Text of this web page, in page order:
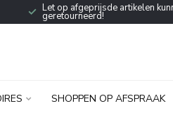
Let op afgeprijsde artikelen
geretourneerd!
SHOPPEN OP AFSPRAAK